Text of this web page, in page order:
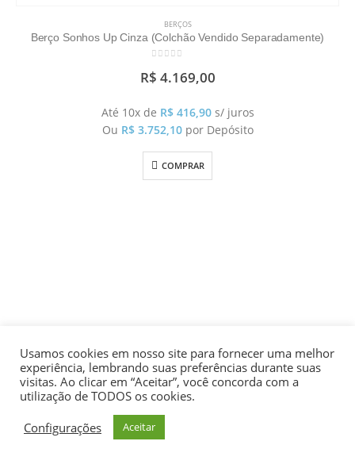
BERÇOS
Berço Sonhos Up Cinza (Colchão Vendido Separadamente)
R$ 4.169,00
Até 10x de R$416,90 s/ juros
Ou R$3.752,10 por Depósito
COMPRAR
Usamos cookies em nosso site para fornecer uma melhor
experiência, lembrando suas preferências durante suas
visitas. Ao clicar em “Aceitar”, você concorda com a
utilização de TODOS os cookies.
Configurações
Aceitar